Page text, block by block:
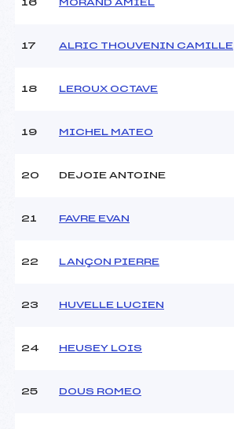
16 MORAND AMIEL
17 ALRIC THOUVENIN CAMILLE
18 LEROUX OCTAVE
19 MICHEL MATEO
20 DEJOIE ANTOINE
21 FAVRE EVAN
22 LANÇON PIERRE
23 HUVELLE LUCIEN
24 HEUSEY LOIS
25 DOUS ROMEO